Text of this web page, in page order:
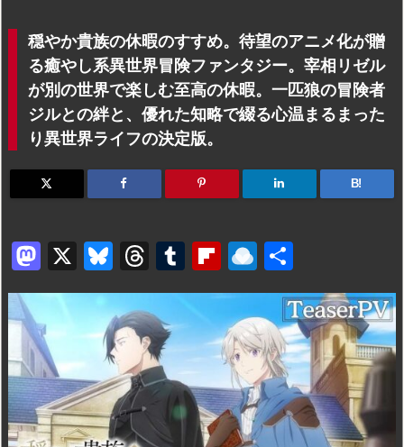
穏やか貴族の休暇のすすめ。待望のアニメ化が贈
る癒やし系異世界冒険ファンタジー。宰相リゼル
が別の世界で楽しむ至高の休暇。一匹狼の冒険者
ジルとの絆と、優れた知略で綴る心温まるまった
り異世界ライフの決定版。
B!
M
a
st
o
d
o
n
X
Bl
u
e
s
k
y
T
hr
e
a
d
s
T
u
m
bl
r
Fl
ip
b
o
ar
d
R
ai
n
dr
o
p.
io
有